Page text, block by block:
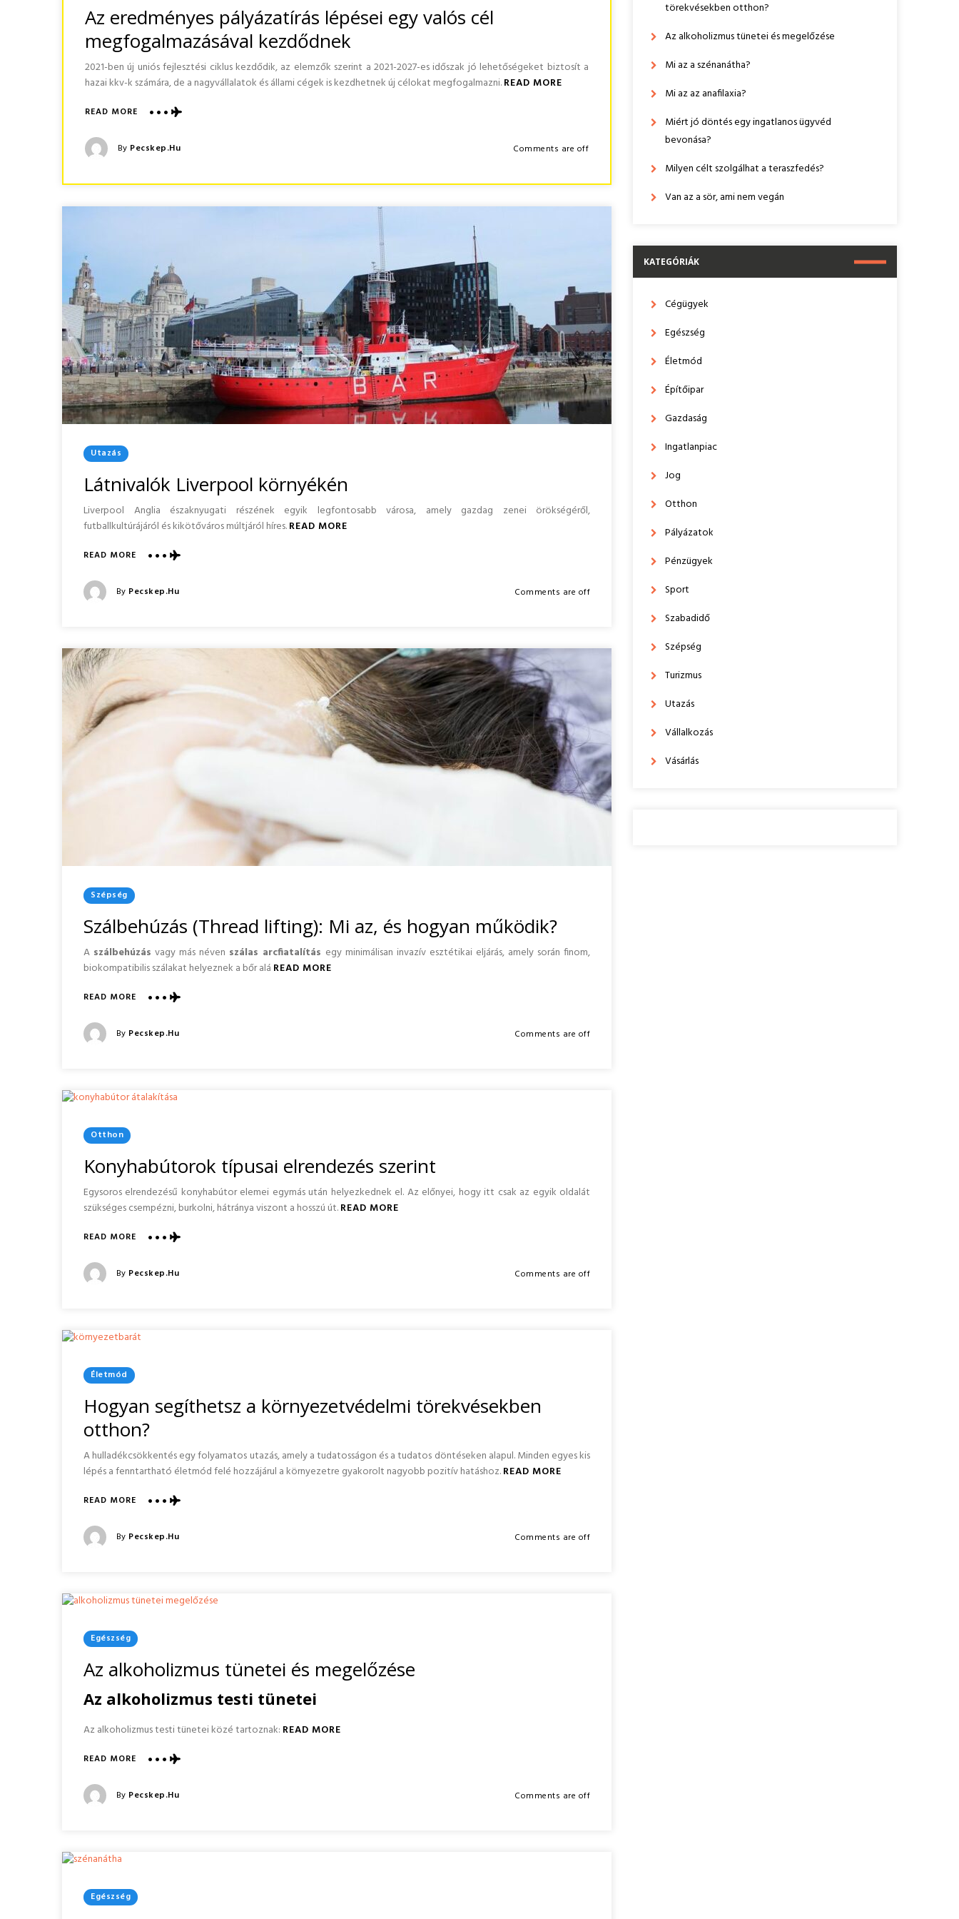
Az eredményes pályázatírás lépései egy valós cél
megfogalmazásával kezdődnek
2021-ben új uniós fejlesztési ciklus kezdődik, az elemzők szerint a 2021-2027-es időszak jó lehetőségeket biztosít a
hazai kkv-k számára, de a nagyvállalatok és állami cégek is kezdhetnek új célokat megfogalmazni.READ MORE
READ MORE ABOUT
PÁLYÁZATÍRÁS
CÉL
Posted
By Pecskep.hu
Comments are off
Posted
In
Utazás
Látnivalók Liverpool környékén
Liverpool Anglia északnyugati részének egyik legfontosabb városa, amely gazdag zenei örökségéről,
futballkultúrájáról és kikötőváros múltjáról híres.READ MORE
READ MORE ABOUT
KÖRNYÉKÉN
Posted
By Pecskep.hu
Comments are off
Posted
In
Szépség
Szálbehúzás (Thread lifting): Mi az, és hogyan működik?
A szálbehúzás vagy más néven szálas arcfiatalítás egy minimálisan invazív esztétikai eljárás, amely során finom,
biokompatibilis szálakat helyeznek a bőr alá READ MORE
READ MORE ABOUT
LIFTING):
HOGYAN
Posted
By Pecskep.hu
Comments are off
Posted
In
Otthon
Konyhabútorok típusai elrendezés szerint
Egysoros elrendezésű konyhabútor elemei egymás után helyezkednek el. Az előnyei, hogy itt csak az egyik oldalát
szükséges csempézni, burkolni, hátránya viszont a hosszú út.READ MORE
READ MORE ABOUT
ELRENDEZÉS
Posted
By Pecskep.hu
Comments are off
Posted
In
Életmód
Hogyan segíthetsz a környezetvédelmi törekvésekben
otthon?
A hulladékcsökkentés egy folyamatos utazás, amely a tudatosságon és a tudatos döntéseken alapul. Minden egyes kis
lépés a fenntartható életmód felé hozzájárul a környezetre gyakorolt nagyobb pozitív hatáshoz.READ MORE
READ MORE ABOUT
A
Posted
By Pecskep.hu
Comments are off
Posted
In
Egészség
Az alkoholizmus tünetei és megelőzése
Az alkoholizmus testi tünetei
Az alkoholizmus testi tünetei közé tartoznak: READ MORE
READ MORE ABOUT
TÜNETEI
Posted
By Pecskep.hu
Comments are off
Posted
In
Egészség
törekvésekben otthon?
Az alkoholizmus tünetei és megelőzése
Mi az a szénanátha?
Mi az az anafilaxia?
Miért jó döntés egy ingatlanos ügyvéd
bevonása?
Milyen célt szolgálhat a teraszfedés?
Van az a sör, ami nem vegán
KATEGÓRIÁK
Cégügyek
Egészség
Életmód
Építőipar
Gazdaság
Ingatlanpiac
Jog
Otthon
Pályázatok
Pénzügyek
Sport
Szabadidő
Szépség
Turizmus
Utazás
Vállalkozás
Vásárlás